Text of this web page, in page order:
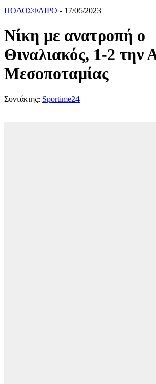
ΠΟΔΟΣΦΑΙΡΟ - 17/05/2023
Νίκη με ανατροπή ο
Θιναλιακός, 1-2 την
Μεσοποταμίας
Συντάκτης: Sportime24